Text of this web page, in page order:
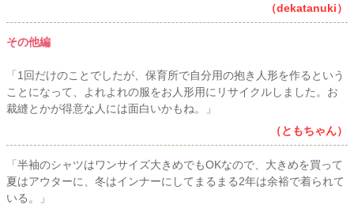
（dekatanuki）
その他編
「1回だけのことでしたが、保育所で自分用の抱き人形を作るという
ことになって、よれよれの服をお人形用にリサイクルしました。お
裁縫とかが得意な人には面白いかもね。」
（ともちゃん）
「半袖のシャツはワンサイズ大きめでもOKなので、大きめを買って
夏はアウターに、冬はインナーにしてまるまる2年は余裕で着られて
いる。」